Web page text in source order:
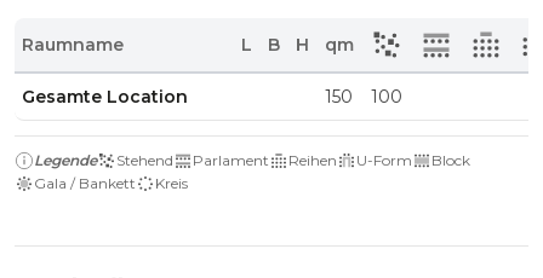
Raumname L B H qm
Gesamte Location 150 100
Legende Stehend Parlament Reihen U-Form
Block
Gala / Bankett
Kreis